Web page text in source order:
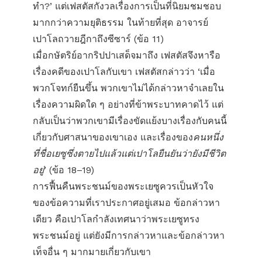
ทำ?’ แต่เฟสตัสกังวลเรื่องการเป็นที่นิยมชมชอบ
มากกว่าความยุติธรรม ในท้ายที่สุด อาจารย์
เปาโลถวายฎีกาถึงซีซาร์ (ข้อ 11)
เมื่อกษัตริย์อากริปปาเสด็จมาถึง เฟสตัสจึงหารือ
เรื่องคดีของเปาโลกับเขา เฟสตัสกล่าวว่า ‘เมื่อ
พวกโจทก์ยืนขึ้น พวกเขาไม่ได้กล่าวหาจำเลยใน
เรื่องความผิดใด ๆ อย่างที่ข้าพระบาทคาดไว้ แต่
กลับเป็นว่าพวกเขามีเรื่องขัดแย้งบางเรื่องกับคนนี้
เกี่ยวกับศาสนาของเขาเอง และเรื่องของคนหนึ่ง
ที่ชื่อเยซูซึ่งตายไปแล้วแต่เปาโลยืนยันว่ายังมีชีวิต
อยู่’ (ข้อ 18–19)
การฟื้นคืนพระชนม์ของพระเยซูควรเป็นหัวใจ
ของข้อความที่เราประกาศอยู่เสมอ ข้อกล่าวหา
เดียว คือเปาโลกำลังเทศนาว่าพระเยซูทรง
พระชนม์อยู่ แต่ยังมีการกล่าวหาและข้อกล่าวหา
เท็จอื่น ๆ มากมายเกี่ยวกับเขา